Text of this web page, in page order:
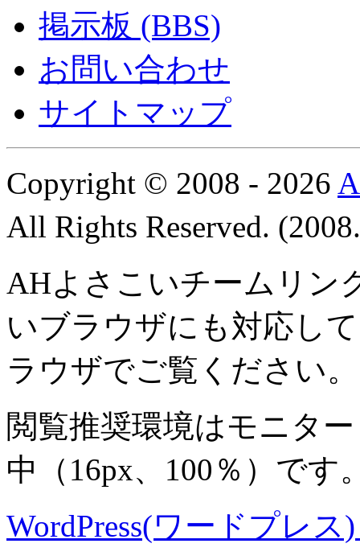
掲示板 (BBS)
お問い合わせ
サイトマップ
Copyright © 2008 - 2026
All Rights Reserved.
AHよさこいチームリン
いブラウザにも対応し
ラウザでご覧ください。
閲覧推奨環境はモニター
中
（16px、100％）です
WordPress(ワードプレス)